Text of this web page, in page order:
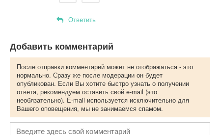
Ответить
Добавить комментарий
После отправки комментарий может не отображаться - это
нормально. Сразу же после модерации он будет
опубликован. Если Вы хотите быстро узнать о получении
ответа, рекомендуем оставить свой e-mail (это
необязательно). E-mail используется исключительно для
Вашего оповещения, мы не занимаемся спамом.